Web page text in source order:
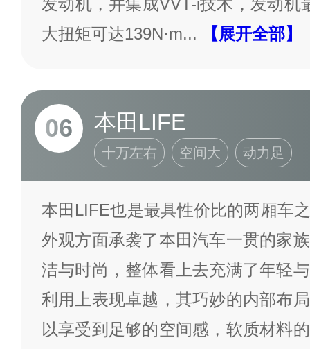
发动机，并集成VVT-i技术，发动机
大扭矩可达139N·m... 【展开全部】
06 本田LIFE
十万左右 空间大 动力足
本田LIFE也是最具性价比的两厢车
外观方面承袭了本田汽车一贯的家
洁与时尚，整体看上去充满了年轻
利用上表现卓越，其巧妙的内部布
以享受到足够的空间感，软质材料